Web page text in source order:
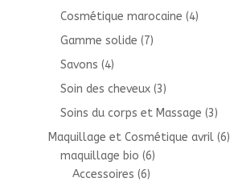
Cosmétique marocaine (4)
Gamme solide (7)
Savons (4)
Soin des cheveux (3)
Soins du corps et Massage (3)
Maquillage et Cosmétique avril (6)
maquillage bio (6)
Accessoires (6)